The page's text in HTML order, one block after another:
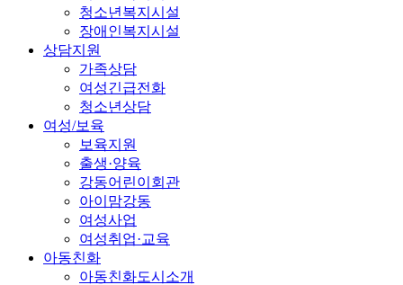
청소년복지시설
장애인복지시설
상담지원
가족상담
여성긴급전화
청소년상담
여성/보육
보육지원
출생·양육
강동어린이회관
아이맘강동
여성사업
여성취업·교육
아동친화
아동친화도시소개